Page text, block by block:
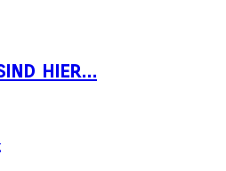
hier...